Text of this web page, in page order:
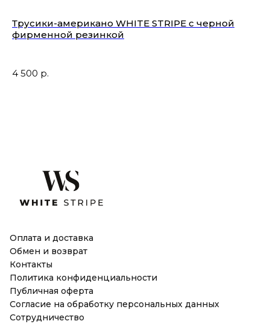
Трусики-американо WHITE STRIPE с черной
фирменной резинкой
4 500 р.
Оплата и доставка
Обмен и возврат
Контакты
Политика конфиденциальности
Публичная оферта
Согласие на обработку персональных данных
Сотрудничество